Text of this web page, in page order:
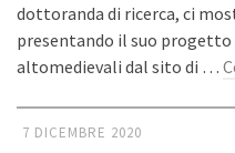
dottoranda di ricerca, ci
presentando il suo progetto
altomedievali dal sito di …
7 DICEMBRE 2020